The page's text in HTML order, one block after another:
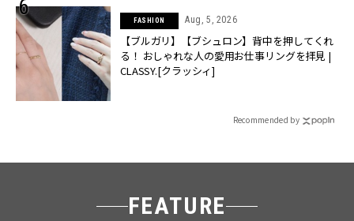
FASHION Aug, 5, 2026
【ブルガリ】【ブシュロン】背中を押してくれ
る！ おしゃれな人の愛用お仕事リングを拝見 |
CLASSY.[クラッシィ]
Recommended by
FEATURE